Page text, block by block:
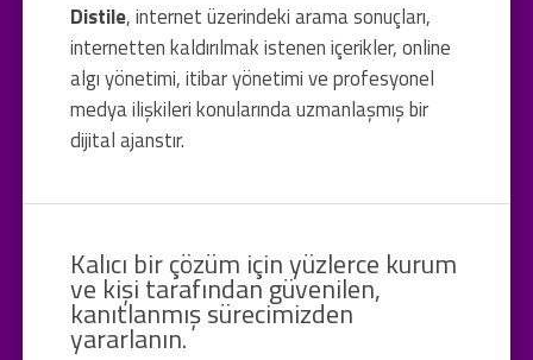
Distile, internet üzerindeki arama sonuçları,
internetten kaldırılmak istenen içerikler, online
algı yönetimi, itibar yönetimi ve profesyonel
medya ilişkileri konularında uzmanlaşmış bir
dijital ajanstır.
Kalıcı bir çözüm için yüzlerce kurum
ve kişi tarafından güvenilen,
kanıtlanmış sürecimizden
yararlanın.